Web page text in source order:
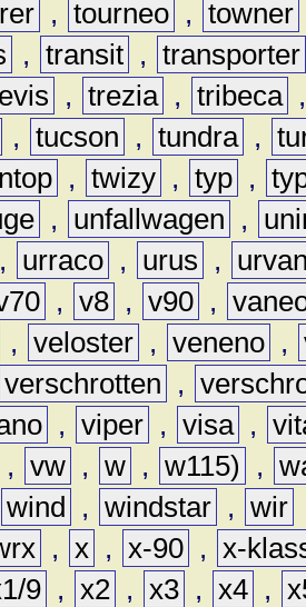
, tourneo , towner
, transit , transporter
, trezia , tribeca
, tucson , tundra ,
, twizy , typ ,
, unfallwagen ,
, urraco , urus ,
, v8 , v90 ,
, veloster , veneno ,
verschrotten ,
, viper , visa ,
, vw , w , w115) ,
wind , windstar , wir
, x , x-90 , x-
9 , x2 , x3 , x4 ,